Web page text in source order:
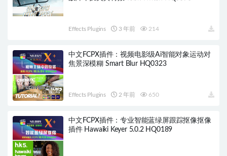
Effects Plugins 3 年前 214
中文FCPX插件：视频电影级Ai智能对象运动对
焦景深模糊 Smart Blur HQ0323
Effects Plugins 2 年前 650
中文FCPX插件：专业智能蓝绿屏跟踪抠像抠像
插件 Hawaiki Keyer 5.0.2 HQ0189